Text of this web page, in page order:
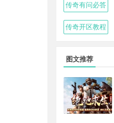
传奇有问必答
传奇开区教程
图文推荐